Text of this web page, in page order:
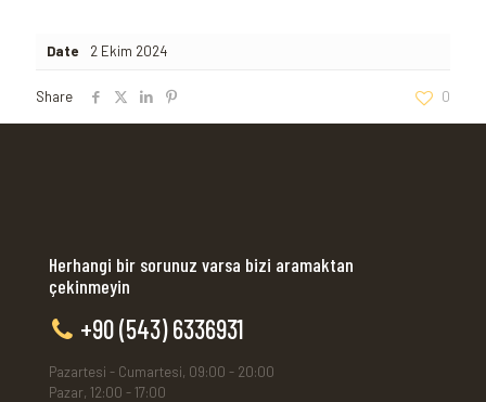
Date 2 Ekim 2024
Share 0
Herhangi bir sorunuz varsa bizi aramaktan
çekinmeyin
+90 (543) 6336931
Pazartesi - Cumartesi, 09:00 - 20:00
Pazar, 12:00 - 17:00